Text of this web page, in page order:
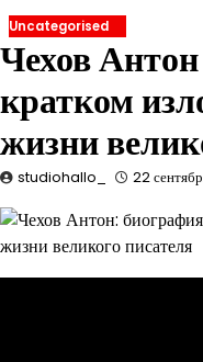
Uncategorised
Чехов
кратком
жизни
studiohallo_ 22